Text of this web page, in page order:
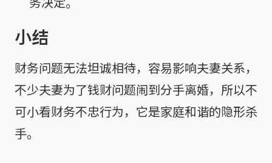
小结
财务问题无法坦诚相待，容易影响夫妻关系，
不少夫妻为了钱财问题闹到分手离婚，所以不
可小看财务不忠行为，它是家庭和谐的隐形杀
手。